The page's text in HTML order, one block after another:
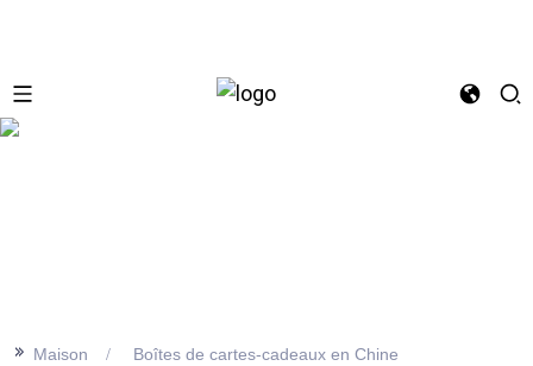
>> Maison Boîtes de cartes-cadeaux en Chine